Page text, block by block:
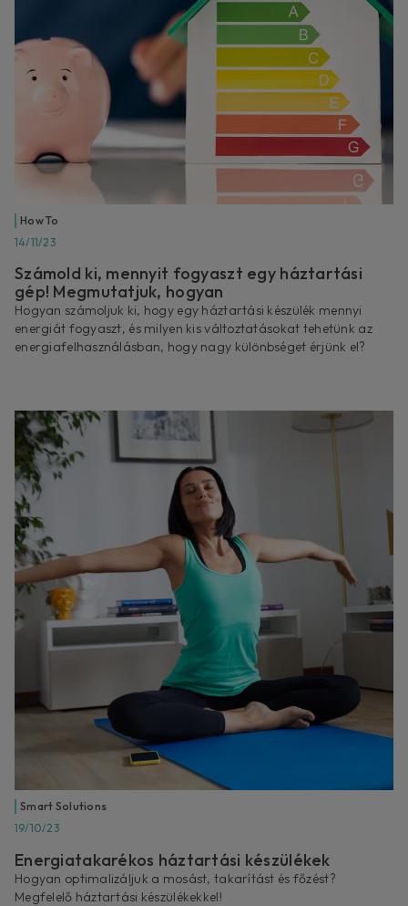
How To
14/11/23
Számold ki, mennyit fogyaszt egy háztartási
gép! Megmutatjuk, hogyan
Hogyan számoljuk ki, hogy egy háztartási készülék mennyi
energiát fogyaszt, és milyen kis változtatásokat tehetünk az
energiafelhasználásban, hogy nagy különbséget érjünk el?
Smart Solutions
19/10/23
Energiatakarékos háztartási készülékek
Hogyan optimalizáljuk a mosást, takarítást és főzést?
Megfelelő háztartási készülékekkel!